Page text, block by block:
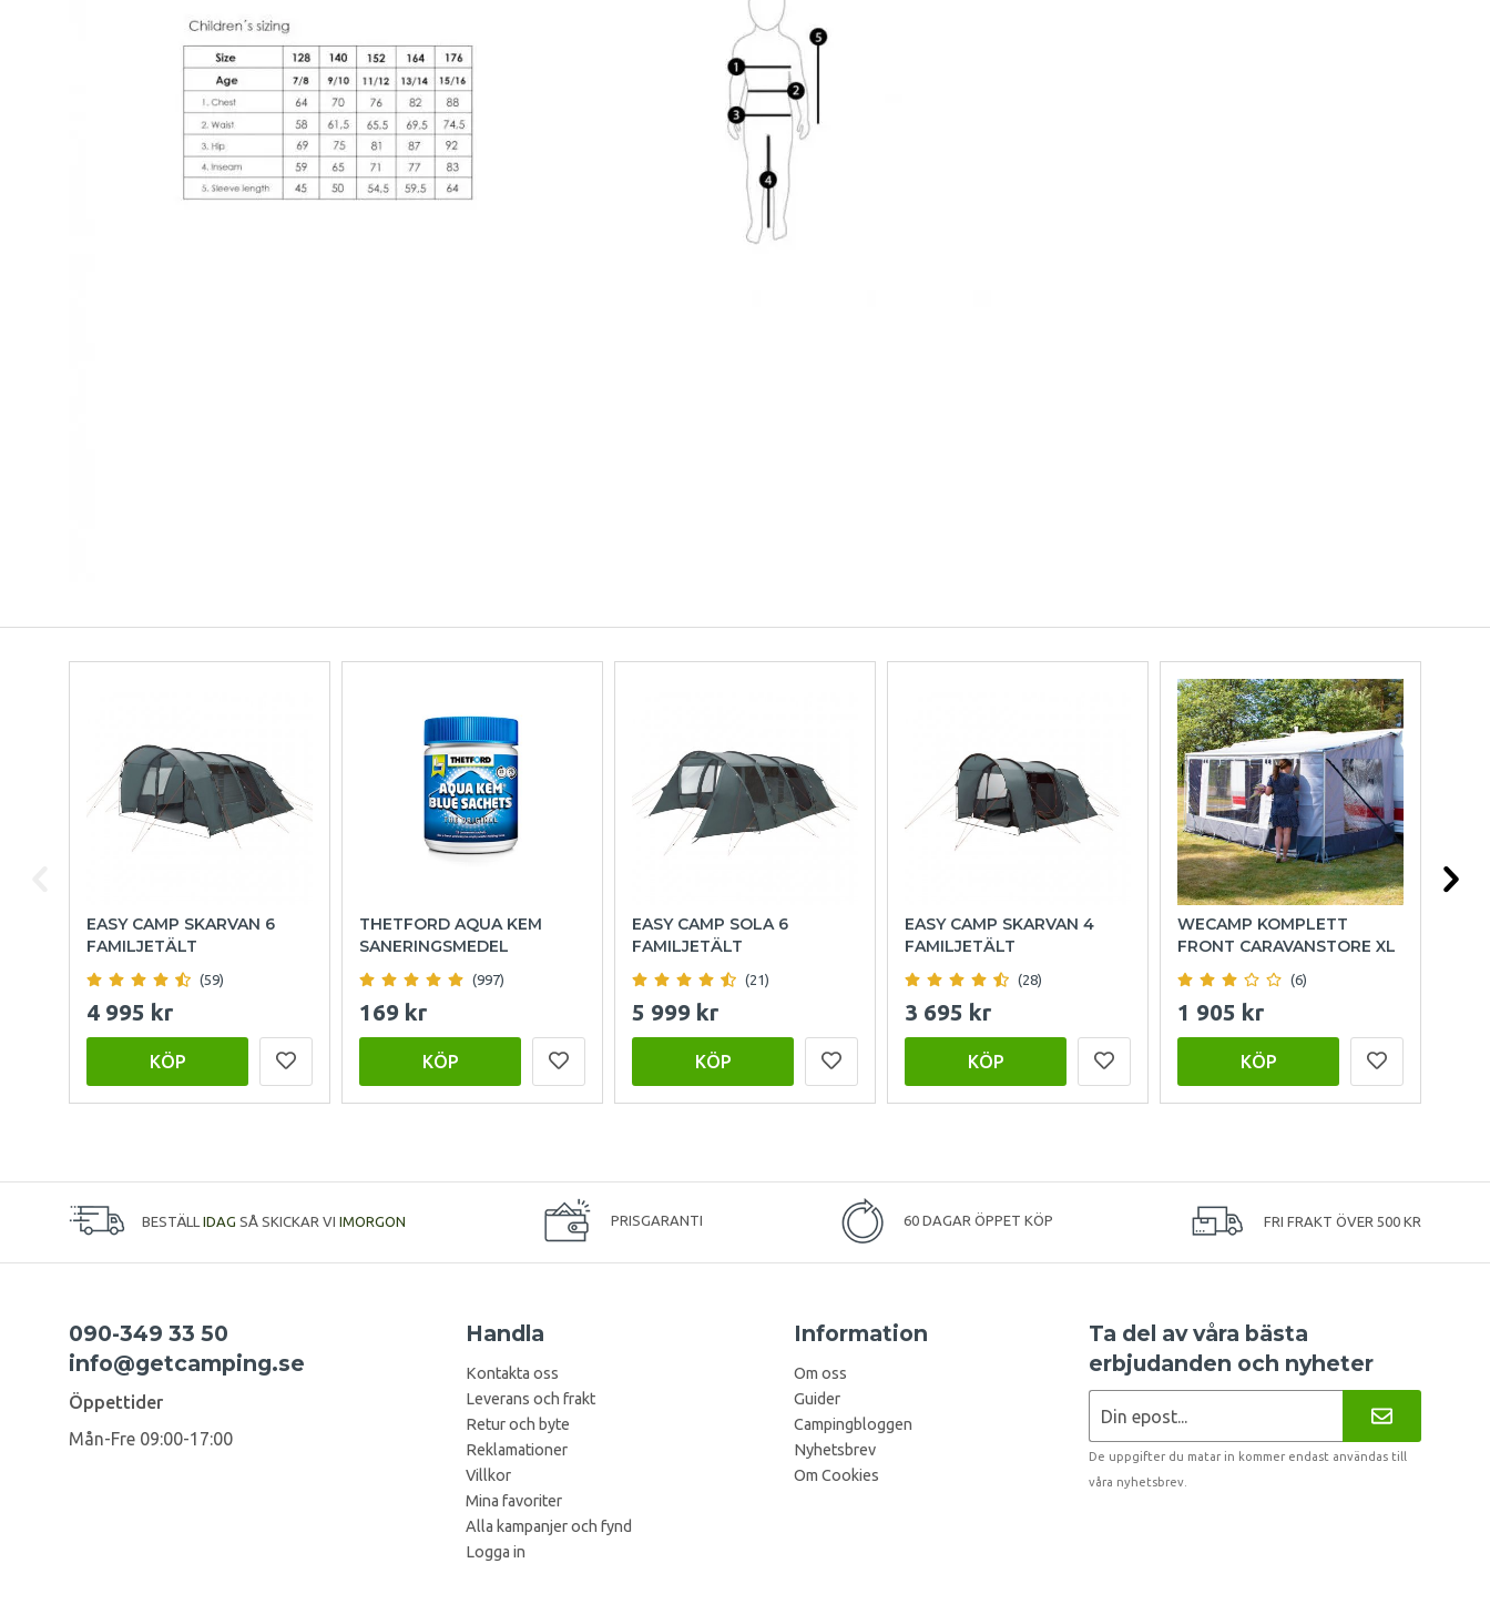
EASY CAMP SKARVAN 6
FAMILJETÄLT
(59)
4 995 kr
KÖP
THETFORD AQUA KEM
SANERINGSMEDEL
(997)
169 kr
KÖP
EASY CAMP SOLA 6
FAMILJETÄLT
(21)
5 999 kr
KÖP
EASY CAMP SKARVAN 4
FAMILJETÄLT
(28)
3 695 kr
KÖP
WECAMP KOMPLETT
FRONT CARAVANSTORE XL
(6)
1 905 kr
KÖP
BESTÄLL IDAG SÅ SKICKAR VI IMORGON PRISGARANTI 60 DAGAR ÖPPET KÖP FRI FRAKT ÖVER 500 KR
090-349 33 50
info@getcamping.se
Öppettider
Mån-Fre 09:00-17:00
Handla
Kontakta oss
Leverans och frakt
Retur och byte
Reklamationer
Villkor
Mina favoriter
Alla kampanjer och fynd
Logga in
Information
Om oss
Guider
Campingbloggen
Nyhetsbrev
Om Cookies
Ta del av våra bästa
erbjudanden och nyheter
De uppgifter du matar in kommer endast användas till
våra nyhetsbrev.